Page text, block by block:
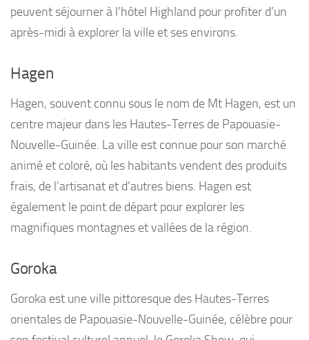
peuvent séjourner à l’hôtel Highland pour profiter d’un
après-midi à explorer la ville et ses environs.
Hagen
Hagen, souvent connu sous le nom de Mt Hagen, est un
centre majeur dans les Hautes-Terres de Papouasie-
Nouvelle-Guinée. La ville est connue pour son marché
animé et coloré, où les habitants vendent des produits
frais, de l’artisanat et d’autres biens. Hagen est
également le point de départ pour explorer les
magnifiques montagnes et vallées de la région.
Goroka
Goroka est une ville pittoresque des Hautes-Terres
orientales de Papouasie-Nouvelle-Guinée, célèbre pour